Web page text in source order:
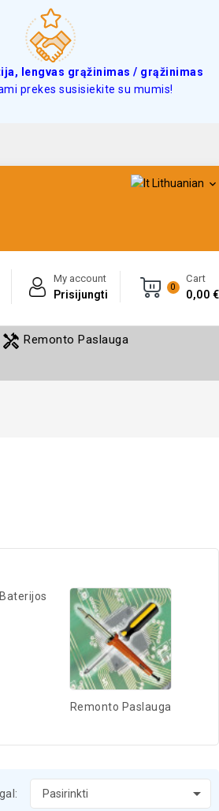
lengvas grąžinimas / grąžinimas
prekes susisiekite su mumis!
Lithuanian 
0
Cart
0,00 €
My account
Prisijungti
handyman Remonto Paslauga
Remonto Paslauga
Pasirinkti 